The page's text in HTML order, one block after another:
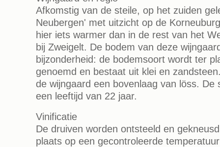
Afkomstig van de steile, op het zuiden
Neubergen' met uitzicht op de
hier iets warmer dan in de rest van het
bij Zweigelt. De bodem van deze
bijzonderheid: de bodemsoort wordt ter
genoemd en bestaat uit klei en
de wijngaard een bovenlaag van löss. De
een leeftijd van 22 jaar.
Vinificatie
De druiven worden ontsteeld en
plaats op een gecontroleerde